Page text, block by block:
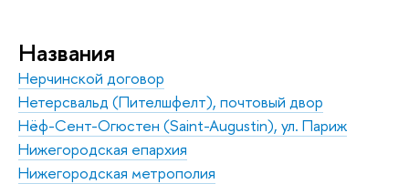
Названия
Нерчинской договор
Нетерсвальд (Пителшфелт), почтовый двор
Нёф-Сент-Огюстен (Saint-Augustin), ул. Париж
Нижегородская епархия
Нижегородская метрополия